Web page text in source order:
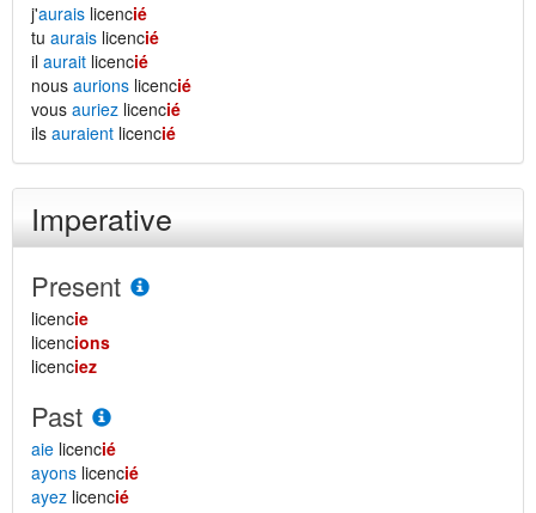
j'aurais licencié
tu aurais licencié
il aurait licencié
nous aurions licencié
vous auriez licencié
ils auraient licencié
Imperative
Present
licencie
licencions
licenciez
Past
aie licencié
ayons licencié
ayez licencié